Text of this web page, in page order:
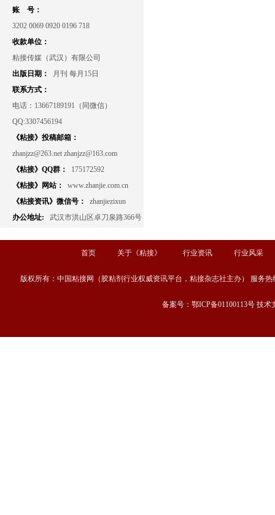
账 号：
3202 0069 0920 0196 718
收款单位：
粘接传媒（武汉）有限公司
出版日期：
月刊 每月15日
联系方式：
电话：13667189191（同微信）
QQ:3307456194
《粘接》投稿邮箱：
zhanjzz@263.net zhanjzz@163.com
《粘接》QQ群：
175172592
《粘接》网站：
www.zhanjie.com.cn
《粘接资讯》微信号：
zhanjiezixun
办公地址:
武汉市洪山区卓刀泉路366号
首页 关于《粘接》 行业资讯 行业风采
版权所有：中国粘接网（胶粘剂行业权威资讯平台，粘接杂志社主办） 服务热
备案号：鄂ICP备01100113号 技术